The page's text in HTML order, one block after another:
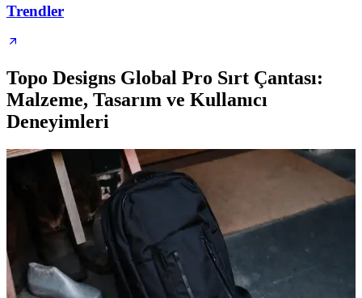
Trendler
Topo Designs Global Pro Sırt Çantası:
Malzeme, Tasarım ve Kullanıcı
Deneyimleri